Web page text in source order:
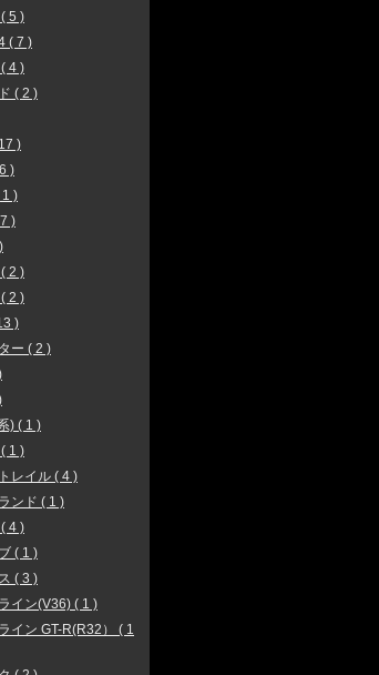
5 )
( 7 )
4 )
( 2 )
)
)
)
)
2 )
2 )
)
ー ( 2 )
) ( 1 )
1 )
レイル ( 4 )
ンド ( 1 )
4 )
( 1 )
( 3 )
イン(V36) ( 1 )
ン GT-R(R32） ( 1